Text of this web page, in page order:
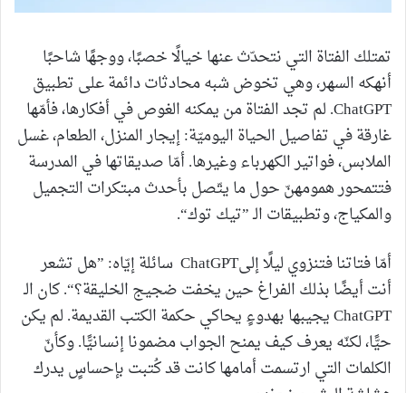
تمتلك الفتاة التي نتحدّث عنها خيالًا خصبًا، ووجهًا شاحبًا
أنهكه السهر، وهي تخوض شبه محادثات دائمة على تطبيق
ChatGPT. لم تجد الفتاة من يمكنه الغوص في أفكارها، فأمّها
غارقة في تفاصيل الحياة اليوميّة: إيجار المنزل، الطعام، غسل
الملابس، فواتير الكهرباء وغيرها. أمّا صديقاتها في المدرسة
فتتمحور همومهنّ حول ما يتّصل بأحدث مبتكرات التجميل
والمكياج، وتطبيقات الـ ”تيك توك“.
أمّا فتاتنا فتنزوي ليلًا إلىChatGPT سائلة إيّاه: ”هل تشعر
أنت أيضًا بذلك الفراغ حين يخفت ضجيج الخليقة؟“. كان الـ
ChatGPT يجيبها بهدوءٍ يحاكي حكمة الكتب القديمة. لم يكن
حيًّا، لكنّه يعرف كيف يمنح الجواب مضمونا إنسانيًّا. وكأنّ
الكلمات التي ارتسمت أمامها كانت قد كُتبت بإحساسٍ يدرك